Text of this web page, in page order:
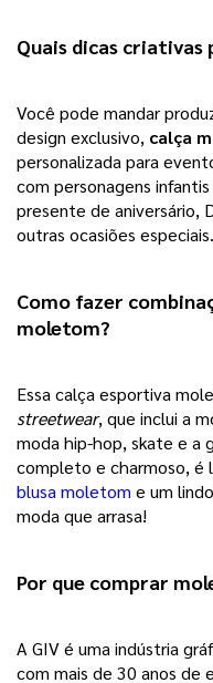
Quais dicas criativas
Você pode mandar
design exclusivo, calça
personalizada para
com personagens
presente de aniversário,
outras ocasiões especiais.
Como fazer
moletom?
streetwear, que inclui a
moda hip-hop, skate e a
completo e charmoso, é
blusa moletom e um lindo
moda que arrasa!
Por que comprar
A GIV é uma indústria
com mais de 30 anos de